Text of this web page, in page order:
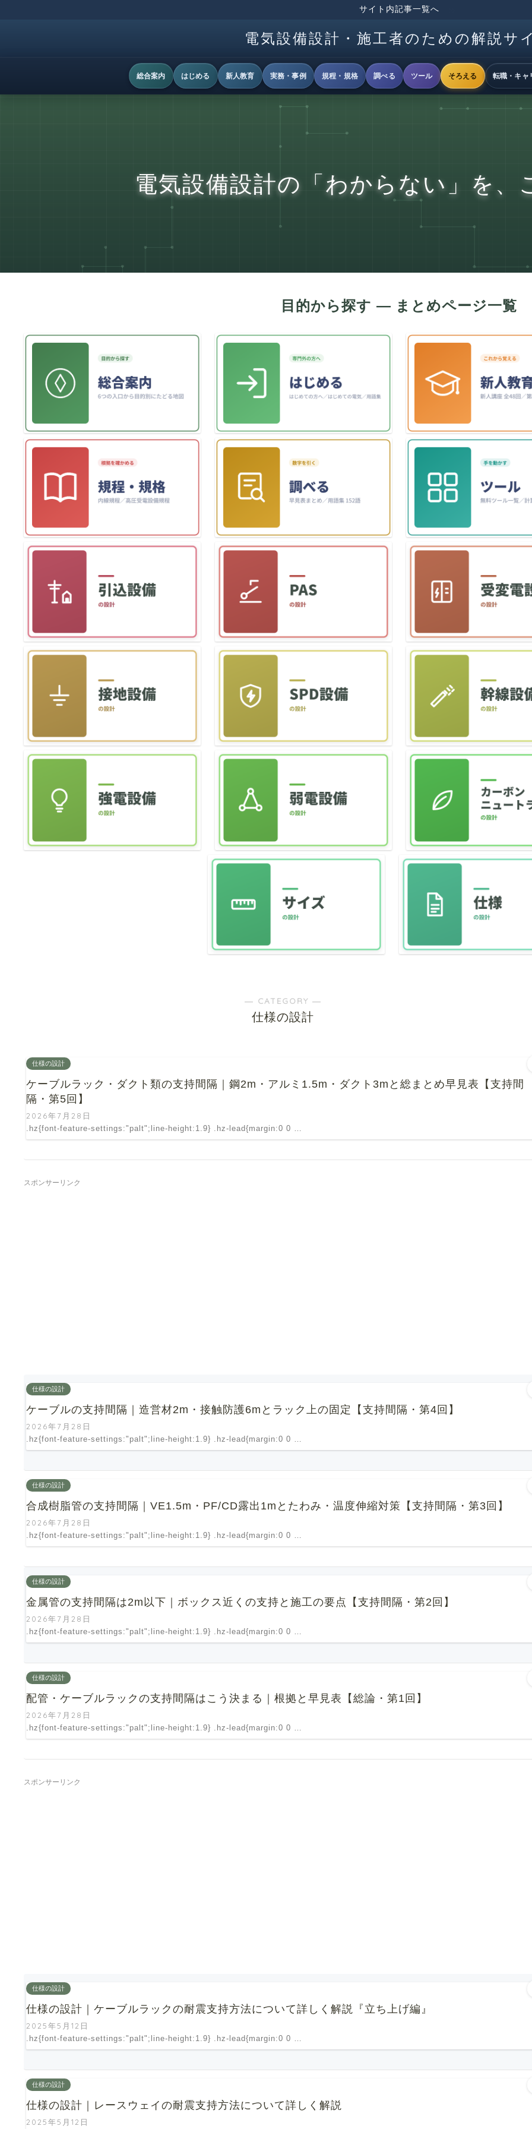
サイト内記事一覧へ
電気設備設計・施工者のための解説サ
総合案内 はじめる 新人教育 実務・事例 規程・規格 調べる ツール そろえる 転職・キャ
電気設備設計の「わからない」を、
― CATEGORY ―
仕様の設計
仕様の設計
ケーブルラック・ダクト類の支持間隔｜鋼2m・アルミ1.5m・ダクト3mと総まとめ早見表【支持間
隔・第5回】
2026年7月28日
.hz{font-feature-settings:"palt";line-height:1.9} .hz-lead{margin:0 0 …
スポンサーリンク
仕様の設計
ケーブルの支持間隔｜造営材2m・接触防護6mとラック上の固定【支持間隔・第4回】
2026年7月28日
.hz{font-feature-settings:"palt";line-height:1.9} .hz-lead{margin:0 0 …
仕様の設計
合成樹脂管の支持間隔｜VE1.5m・PF/CD露出1mとたわみ・温度伸縮対策【支持間隔・第3回】
2026年7月28日
.hz{font-feature-settings:"palt";line-height:1.9} .hz-lead{margin:0 0 …
仕様の設計
金属管の支持間隔は2m以下｜ボックス近くの支持と施工の要点【支持間隔・第2回】
2026年7月28日
.hz{font-feature-settings:"palt";line-height:1.9} .hz-lead{margin:0 0 …
仕様の設計
配管・ケーブルラックの支持間隔はこう決まる｜根拠と早見表【総論・第1回】
2026年7月28日
.hz{font-feature-settings:"palt";line-height:1.9} .hz-lead{margin:0 0 …
スポンサーリンク
仕様の設計
仕様の設計｜ケーブルラックの耐震支持方法について詳しく解説『立ち上げ編』
2025年5月12日
.hz{font-feature-settings:"palt";line-height:1.9} .hz-lead{margin:0 0 …
仕様の設計
仕様の設計｜レースウェイの耐震支持方法について詳しく解説
2025年5月12日